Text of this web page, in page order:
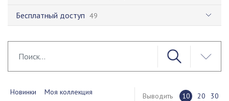
Бесплатный доступ 49
Новинки Моя коллекция Выводить 10 20 30